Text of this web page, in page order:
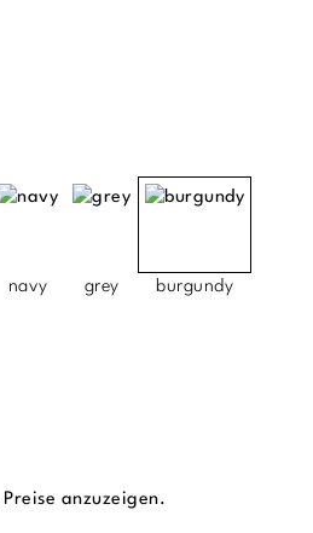
navy grey burgundy
Preise anzuzeigen.